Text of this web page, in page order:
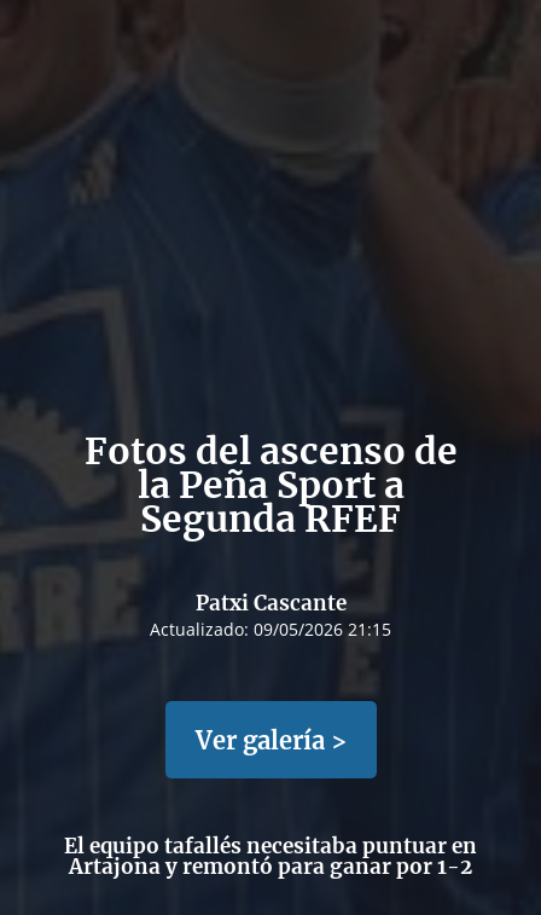
Fotos del ascenso de
la Peña Sport a
Segunda RFEF
Patxi Cascante
Actualizado: 09/05/2026 21:15
Ver galería >
El equipo tafallés necesitaba puntuar en
Artajona y remontó para ganar por 1-2